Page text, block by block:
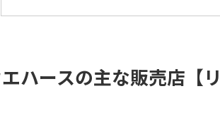
ハースの主な販売店【